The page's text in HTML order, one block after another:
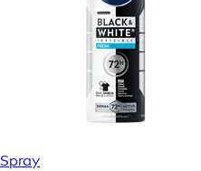
Spray